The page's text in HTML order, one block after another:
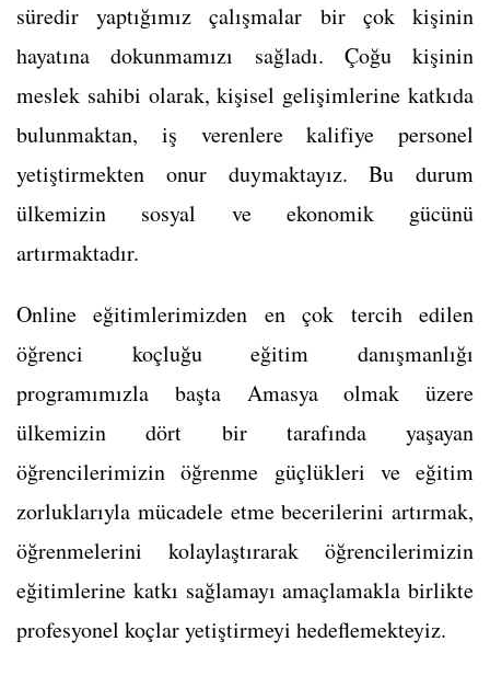
süredir yaptığımız çalışmalar bir çok kişinin
hayatına dokunmamızı sağladı. Çoğu kişinin
meslek sahibi olarak, kişisel gelişimlerine katkıda
bulunmaktan, iş verenlere kalifiye personel
yetiştirmekten onur duymaktayız. Bu durum
ülkemizin sosyal ve ekonomik gücünü
artırmaktadır.
Online eğitimlerimizden en çok tercih edilen
öğrenci koçluğu eğitim danışmanlığı
programımızla başta Amasya olmak üzere
ülkemizin dört bir tarafında yaşayan
öğrencilerimizin öğrenme güçlükleri ve eğitim
zorluklarıyla mücadele etme becerilerini artırmak,
öğrenmelerini kolaylaştırarak öğrencilerimizin
eğitimlerine katkı sağlamayı amaçlamakla birlikte
profesyonel koçlar yetiştirmeyi hedeflemekteyiz.